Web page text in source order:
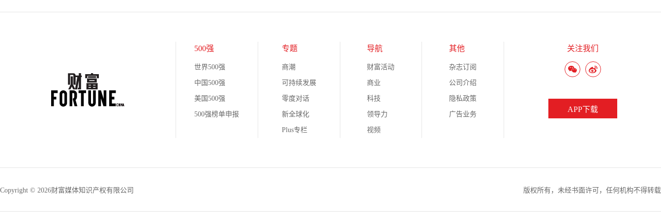
500强
世界500强
中国500强
美国500强
500强榜单申报
专题
商潮
可持续发展
零度对话
新全球化
Plus专栏
导航
财富活动
商业
科技
领导力
视频
其他
杂志订阅
公司介绍
隐私政策
广告业务
关注我们
APP下载
Copyright © 2026财富媒体知识产权有限公司 版权所有，未经书面许可，任何机构不得转载